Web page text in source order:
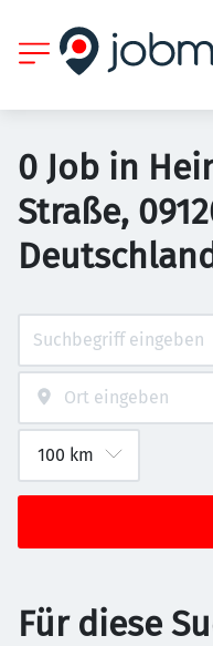
0 Job in
Straße,
Für diese